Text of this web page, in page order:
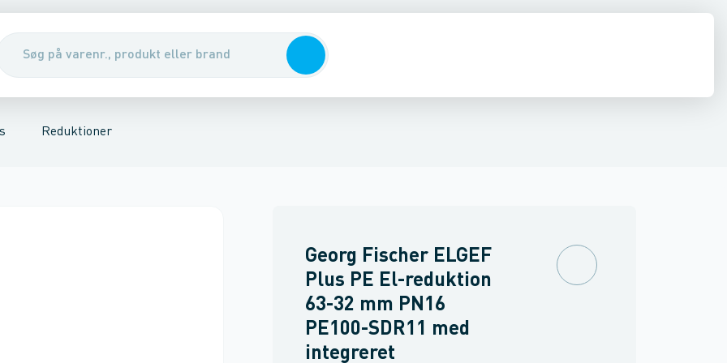
flangerVentiler & pumper
fittings, messing
Reduktioner
& bøjler Overgangsnipler
Georg Fischer ELGEF
Plus PE El-reduktion
63-32 mm PN16
PE100-SDR11 med
integreret